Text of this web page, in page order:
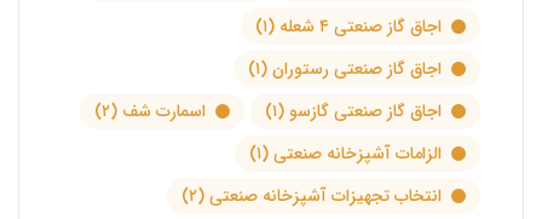
اجاق گاز صنعتی ۴ شعله
(۱)
اجاق گاز صنعتی رستوران(۱)
اجاق گاز صنعتی گازسو (۱) اسمارت شف (۲)
الزامات آشپزخانه صنعتی(۱)
انتخاب تجهیزات آشپزخانه صنعتی(۲)